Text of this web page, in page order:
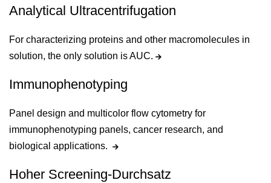
Analytical Ultracentrifugation
For characterizing proteins and other macromolecules in
solution, the only solution is AUC.
Immunophenotyping
Panel design and multicolor flow cytometry for
immunophenotyping panels, cancer research, and
biological applications.
Hoher Screening-Durchsatz